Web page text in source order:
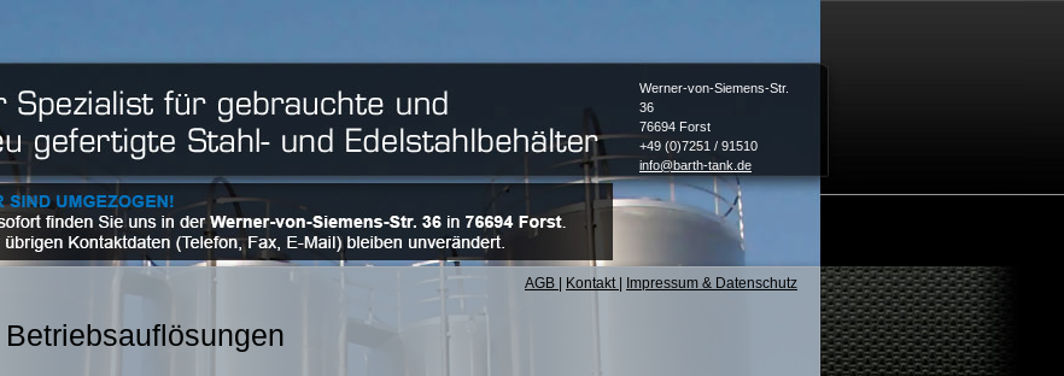
Werner-von-Siemens-Str.
36
76694 Forst
+49 (0)7251 / 91510
info@barth-tank.de
AGB Kontakt Impressum & Datenschutz
Betriebsauflösungen